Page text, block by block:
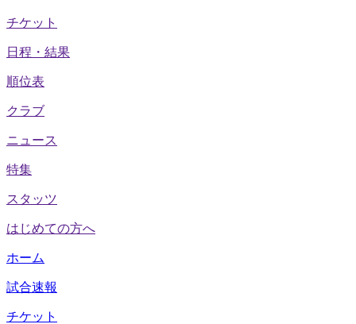
チケット
日程・結果
順位表
クラブ
ニュース
特集
スタッツ
はじめての方へ
ホーム
試合速報
チケット